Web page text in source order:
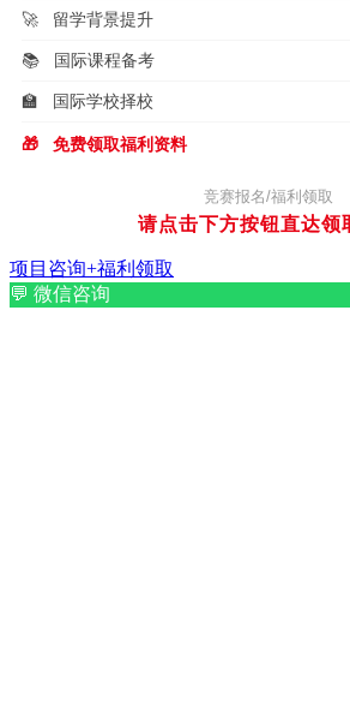
🚀 留学背景提升
📚 国际课程备考
🏫 国际学校择校
🎁 免费领取福利资料
竞赛报名/福利领取
请点击下方按钮直达领
项目咨询+福利领取
💬 微信咨询